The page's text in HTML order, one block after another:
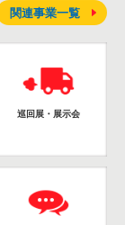
巡回展・展示会
関連事業一覧